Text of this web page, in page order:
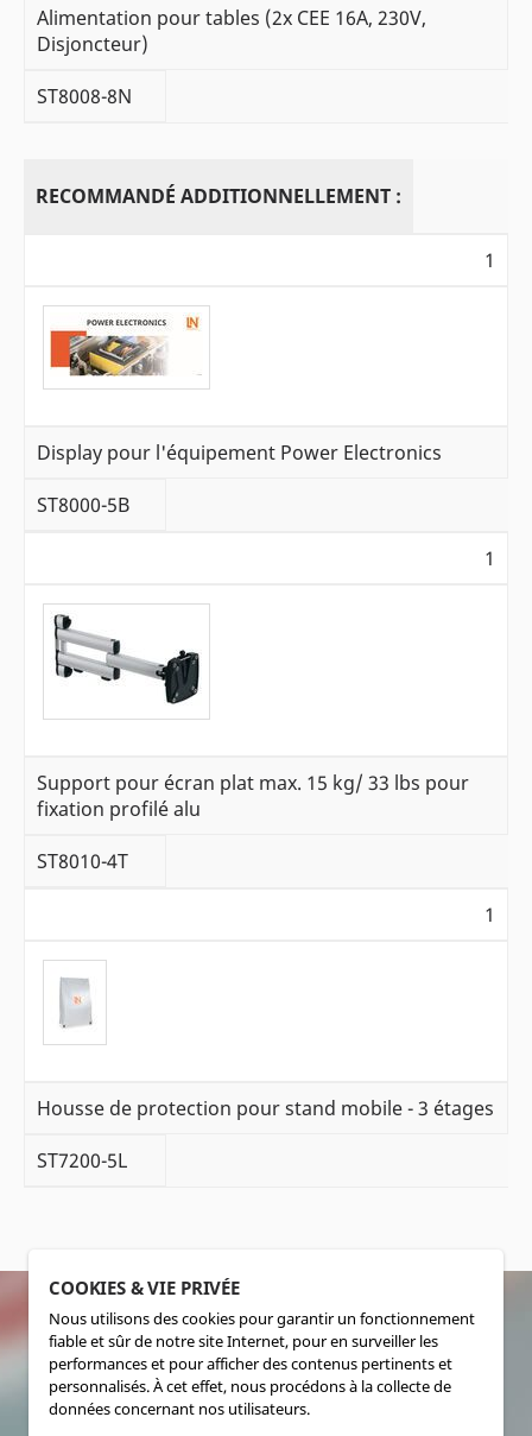
Alimentation pour tables (2x CEE 16A, 230V,
Disjoncteur)
ST8008-8N
RECOMMANDÉ ADDITIONNELLEMENT :
1
Display pour l'équipement Power Electronics
ST8000-5B
1
Support pour écran plat max. 15 kg/ 33 lbs pour
fixation profilé alu
ST8010-4T
1
Housse de protection pour stand mobile - 3 étages
ST7200-5L
SOCIALMEDIA
COOKIES & VIE PRIVÉE
Nous utilisons des cookies pour garantir un fonctionnement
fiable et sûr de notre site Internet, pour en surveiller les
performances et pour afficher des contenus pertinents et
personnalisés. À cet effet, nous procédons à la collecte de
données concernant nos utilisateurs.